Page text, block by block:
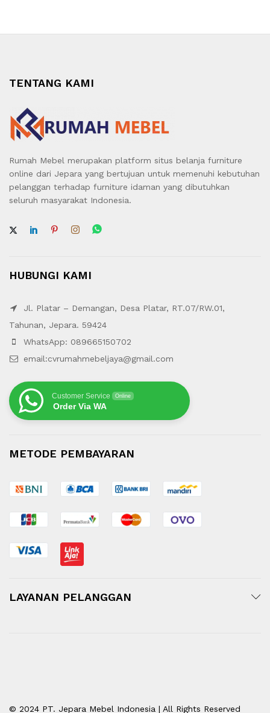
TENTANG KAMI
Rumah Mebel merupakan platform situs belanja furniture
online dari Jepara yang bertujuan untuk memenuhi kebutuhan
pelanggan terhadap furniture idaman yang dibutuhkan
seluruh masyarakat Indonesia.
HUBUNGI KAMI
Jl. Platar – Demangan, Desa Platar, RT.07/RW.01,
Tahunan, Jepara. 59424
WhatsApp: 089665150702
email:cvrumahmebeljaya@gmail.com
Customer Service Online
Order Via WA
METODE PEMBAYARAN
LAYANAN PELANGGAN
© 2024 PT. Jepara Mebel Indonesia | All Rights Reserved